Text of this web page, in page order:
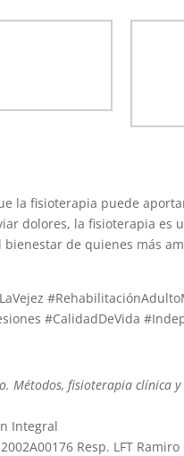
la fisioterapia puede
dolores, la fisioterapia
bienestar de quienes más
#CalidadDeVida
Métodos, fisioterapia clínica
Integral
Resp. LFT